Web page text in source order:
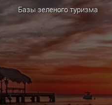
Базы зеленого туризма